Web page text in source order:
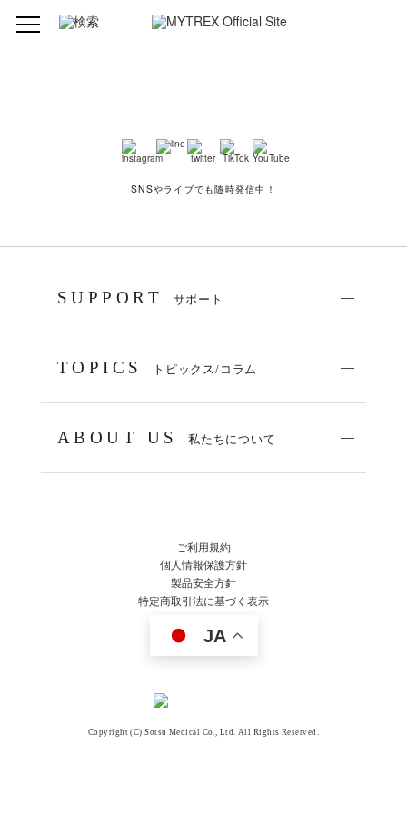
SNSやライブでも随時発信中！
SUPPORT サポート
TOPICS トピックス/コラム
ABOUT US 私たちについて
ご利用規約
個人情報保護方針
製品安全方針
特定商取引法に基づく表示
JA
Copyright (C) Sotsu Medical Co., Ltd. All Rights Reserved.